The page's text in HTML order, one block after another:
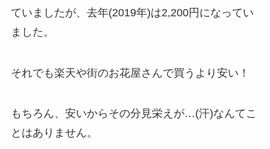
ていましたが、去年(2019年)は2,200円になってい
ました。
それでも楽天や街のお花屋さんで買うより安い！
もちろん、安いからその分見栄えが…(汗)なんてこ
とはありません。